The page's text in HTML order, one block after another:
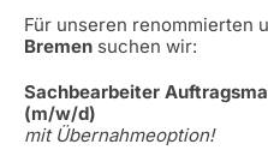
Für unseren renommierten
Bremen suchen wir:
Sachbearbeiter
(m/w/d)
mit Übernahmeoption!